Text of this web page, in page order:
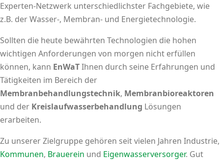
Experten-Netzwerk unterschiedlichster Fachgebiete, wie
z.B. der Wasser-, Membran- und Energietechnologie.
Sollten die heute bewährten Technologien die hohen
wichtigen Anforderungen von morgen nicht erfüllen
können, kann EnWaTIhnen durch seine Erfahrungen und
Tätigkeiten im Bereich der
Membranbehandlungstechnik, Membranbioreaktoren
und der Kreislaufwasserbehandlung Lösungen
erarbeiten.
Zu unserer Zielgruppe gehören seit vielen Jahren Industrie,
Kommunen, Brauerein und Eigenwasserversorger. Gut